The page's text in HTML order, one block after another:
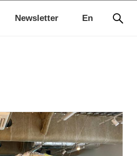
En
Newsletter